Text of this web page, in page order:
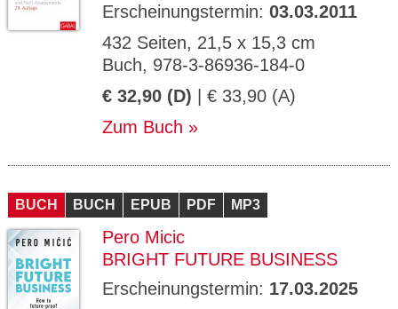
Erscheinungstermin: 03.03.2011
432 Seiten, 21,5 x 15,3 cm
Buch, 978-3-86936-184-0
€ 32,90 (D) | € 33,90 (A)
Zum Buch
BUCH BUCH EPUB PDF MP3
Pero Micic
BRIGHT FUTURE BUSINESS
Erscheinungstermin: 17.03.2025